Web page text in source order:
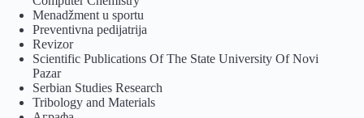
Menadžment u sportu
Preventivna pedijatrija
Revizor
Scientific Publications Of The State University Of Novi
Pazar
Serbian Studies Research
Tribology and Materials